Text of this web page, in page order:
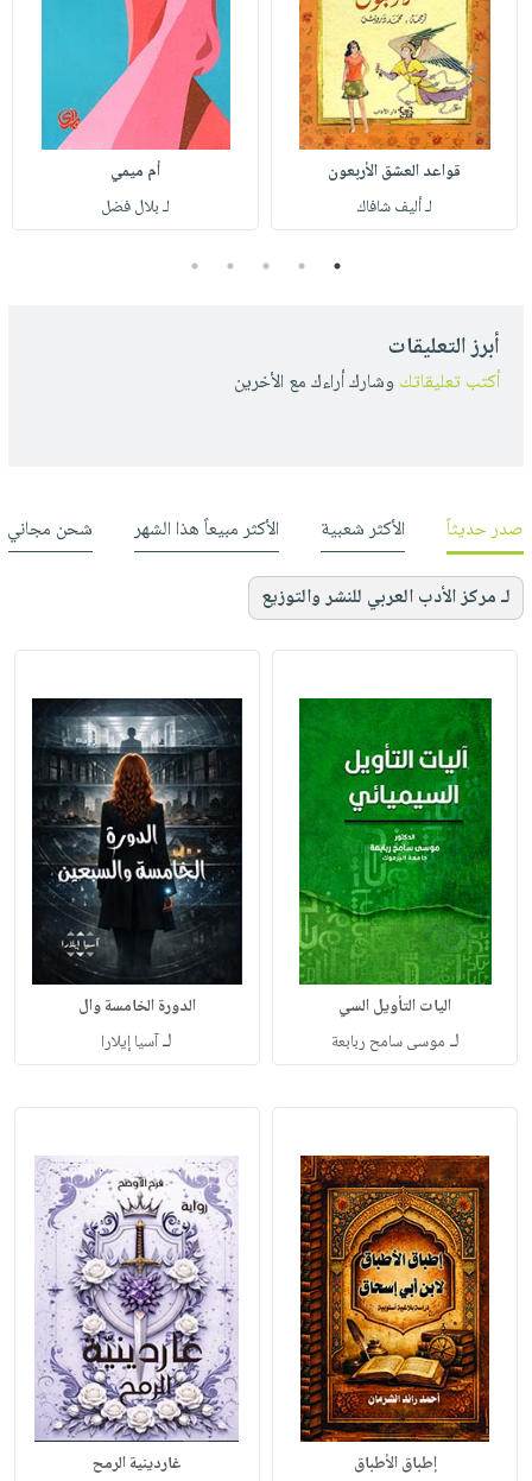
قواعد العشق الأربعون
لـ أليف شافاك
أم ميمي
لـ بلال فضل
1
2
3
4
5
أبرز التعليقات
أكتب تعليقاتك وشارك أراءك مع الأخرين
صدر حديثاً الأكثر شعبية الأكثر مبيعاً هذا الشهر شحن مجاني
لـ مركز الأدب العربي للنشر والتوزيع
اليات التأويل السي
لـ موسى سامح ربابعة
الدورة الخامسة وال
لـآسيا إيلارا
إطباق الأطباق غاردينية الرمح